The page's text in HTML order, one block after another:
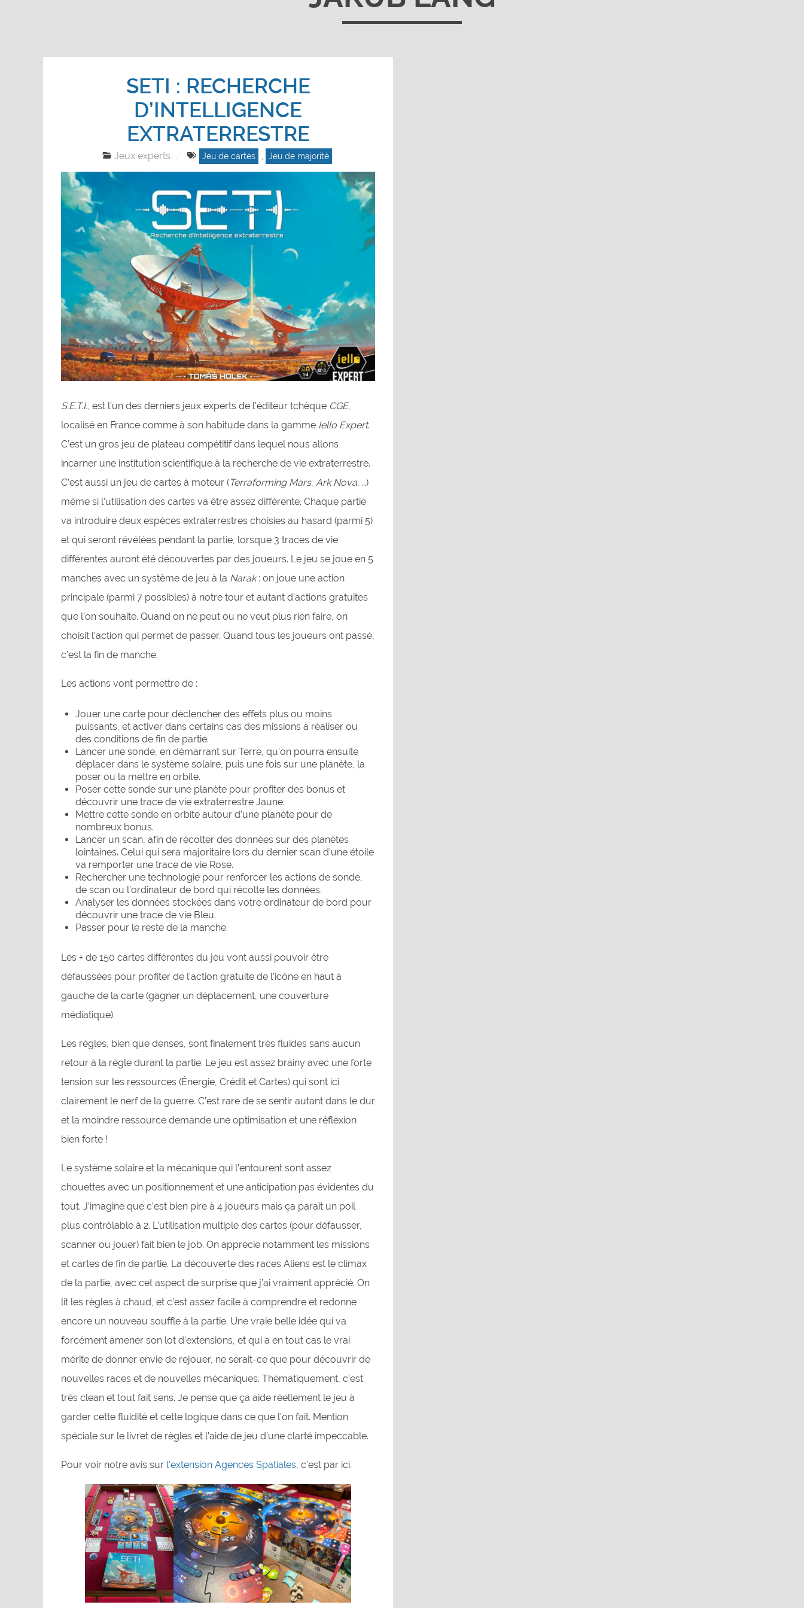
SETI : RECHERCHE
D’INTELLIGENCE
EXTRATERRESTRE
Jeux experts Jeu de cartes Jeu de majorité
S.E.T.I., est l’un des derniers jeux experts de l’éditeur tchèque CGE,
localisé en France comme à son habitude dans la gamme Iello Expert.
C’est un gros jeu de plateau compétitif dans lequel nous allons
incarner une institution scientifique à la recherche de vie extraterrestre.
C’est aussi un jeu de cartes à moteur (Terraforming Mars, Ark Nova, …)
même si l’utilisation des cartes va être assez différente. Chaque partie
va introduire deux espèces extraterrestres choisies au hasard (parmi 5)
et qui seront révélées pendant la partie, lorsque 3 traces de vie
différentes auront été découvertes par des joueurs. Le jeu se joue en 5
manches avec un système de jeu à la Narak: on joue une action
principale (parmi 7 possibles) à notre tour et autant d’actions gratuites
que l’on souhaite. Quand on ne peut ou ne veut plus rien faire, on
choisit l’action qui permet de passer. Quand tous les joueurs ont passé,
c’est la fin de manche.
Les actions vont permettre de :
Jouer une carte pour déclencher des effets plus ou moins
puissants, et activer dans certains cas des missions à réaliser ou
des conditions de fin de partie.
Lancer une sonde, en démarrant sur Terre, qu’on pourra ensuite
déplacer dans le système solaire, puis une fois sur une planète, la
poser ou la mettre en orbite.
Poser cette sonde sur une planète pour profiter des bonus et
découvrir une trace de vie extraterrestre Jaune.
Mettre cette sonde en orbite autour d’une planète pour de
nombreux bonus.
Lancer un scan, afin de récolter des données sur des planètes
lointaines. Celui qui sera majoritaire lors du dernier scan d’une étoile
va remporter une trace de vie Rose.
Rechercher une technologie pour renforcer les actions de sonde,
de scan ou l’ordinateur de bord qui récolte les données.
Analyser les données stockées dans votre ordinateur de bord pour
découvrir une trace de vie Bleu.
Passer pour le reste de la manche.
Les + de 150 cartes différentes du jeu vont aussi pouvoir être
défaussées pour profiter de l’action gratuite de l’icône en haut à
gauche de la carte (gagner un déplacement, une couverture
médiatique).
Les règles, bien que denses, sont finalement très fluides sans aucun
retour à la règle durant la partie. Le jeu est assez brainy avec une forte
tension sur les ressources (Énergie, Crédit et Cartes) qui sont ici
clairement le nerf de la guerre. C’est rare de se sentir autant dans le dur
et la moindre ressource demande une optimisation et une réflexion
bien forte !
Le système solaire et la mécanique qui l’entourent sont assez
chouettes avec un positionnement et une anticipation pas évidentes du
tout. J’imagine que c’est bien pire à 4 joueurs mais ça parait un poil
plus contrôlable à 2. L’utilisation multiple des cartes (pour défausser,
scanner ou jouer) fait bien le job. On apprécie notamment les missions
et cartes de fin de partie. La découverte des races Aliens est le climax
de la partie, avec cet aspect de surprise que j’ai vraiment apprécié. On
lit les règles à chaud, et c’est assez facile à comprendre et redonne
encore un nouveau souffle à la partie. Une vraie belle idée qui va
forcément amener son lot d’extensions, et qui a en tout cas le vrai
mérite de donner envie de rejouer, ne serait-ce que pour découvrir de
nouvelles races et de nouvelles mécaniques. Thématiquement, c’est
très clean et tout fait sens. Je pense que ça aide réellement le jeu à
garder cette fluidité et cette logique dans ce que l’on fait. Mention
spéciale sur le livret de règles et l’aide de jeu d’une clarté impeccable.
Pour voir notre avis sur l’extension Agences Spatiales, c’est par ici.